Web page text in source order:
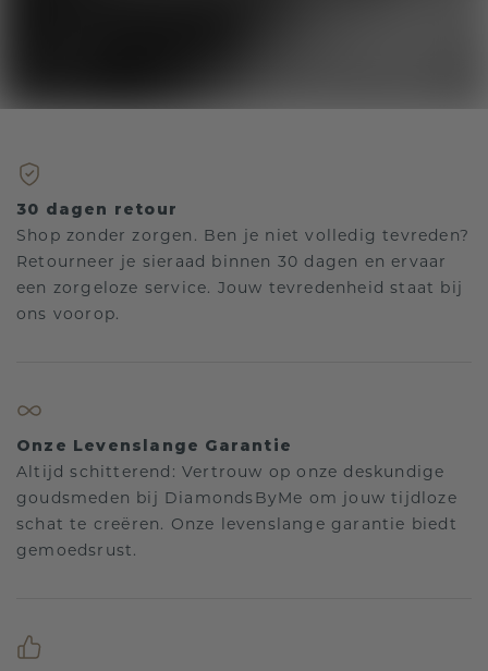
30 dagen retour
Shop zonder zorgen. Ben je niet volledig tevreden?
Retourneer je sieraad binnen 30 dagen en ervaar
een zorgeloze service. Jouw tevredenheid staat bij
ons voorop.
Onze Levenslange Garantie
Altijd schitterend: Vertrouw op onze deskundige
goudsmeden bij DiamondsByMe om jouw tijdloze
schat te creëren. Onze levenslange garantie biedt
gemoedsrust.